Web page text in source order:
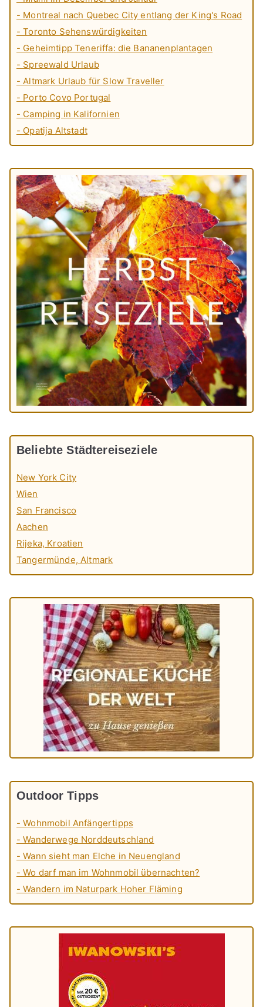
- Montreal nach Quebec City entlang der King's Road
- Toronto Sehenswürdigkeiten
- Geheimtipp Teneriffa: die Bananenplantagen
- Spreewald Urlaub
- Altmark Urlaub für Slow Traveller
- Porto Covo Portugal
- Camping in Kalifornien
- Opatija Altstadt
Beliebte Städtereiseziele
New York City
Wien
San Francisco
Aachen
Rijeka, Kroatien
Tangermünde, Altmark
Outdoor Tipps
- Wohnmobil Anfängertipps
- Wanderwege Norddeutschland
- Wann sieht man Elche in Neuengland
- Wo darf man im Wohnmobil übernachten?
- Wandern im Naturpark Hoher Fläming